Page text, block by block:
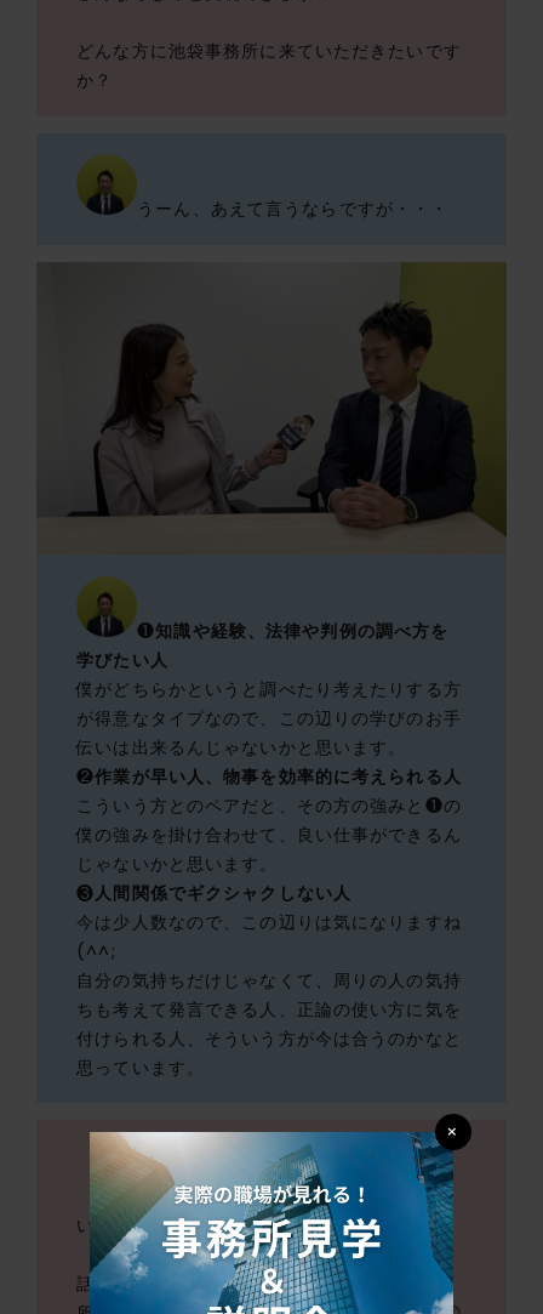
どんな方に池袋事務所に来ていただきたいです
か？
うーん、あえて言うならですが・・・
❶知識や経験、法律や判例の調べ方を
学びたい人
僕がどちらかというと調べたり考えたりする方
が得意なタイプなので、この辺りの学びのお手
伝いは出来るんじゃないかと思います。
❷作業が早い人、物事を効率的に考えられる人
こういう方とのペアだと、その方の強みと❶の
僕の強みを掛け合わせて、良い仕事ができるん
じゃないかと思います。
❸人間関係でギクシャクしない人
今は少人数なので、この辺りは気になりますね
(^^;
自分の気持ちだけじゃなくて、周りの人の気持
ちも考えて発言できる人、正論の使い方に気を
付けられる人、そういう方が今は合うのかなと
思っています。
今後、一緒に働くメンバーが増えて
いくことが楽しみですね♪
話は変わりますが、2階のデッキから新宿事務
×